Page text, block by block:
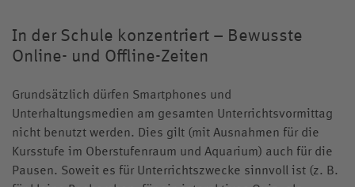
In der Schule konzentriert – Bewusste
Online- und Offline-Zeiten
Grundsätzlich dürfen Smartphones und
Unterhaltungsmedien am gesamten Unterrichtsvormittag
nicht benutzt werden. Dies gilt (mit Ausnahmen für die
Kursstufe im Oberstufenraum und Aquarium) auch für die
Pausen. Soweit es für Unterrichtszwecke sinnvoll ist (z. B.